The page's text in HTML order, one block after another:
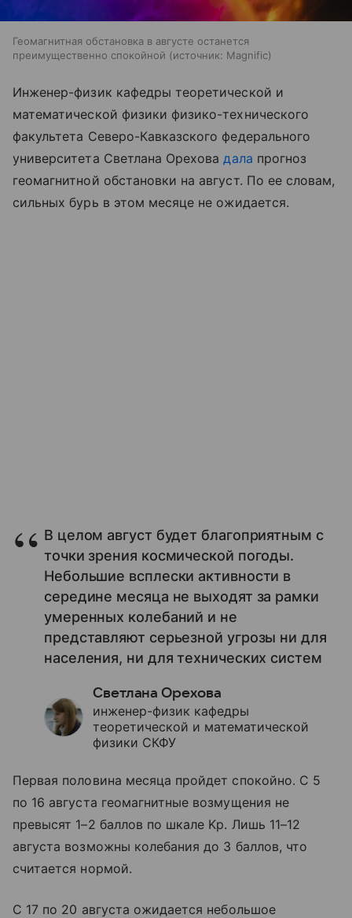
Геомагнитная обстановка в августе останется
преимущественно спокойной
источник: Magnific
Инженер-физик кафедры теоретической и
математической физики физико-технического
факультета Северо-Кавказского федерального
университета Светлана Ореховадала прогноз
геомагнитной обстановки на август. По ее словам,
сильных бурь в этом месяце не ожидается.
В целом август будет благоприятным с
точки зрения космической погоды.
Небольшие всплески активности в
середине месяца не выходят за рамки
умеренных колебаний и не
представляют серьезной угрозы ни для
населения, ни для технических систем
Светлана Орехова
инженер-физик кафедры
теоретической и математической
физики СКФУ
Первая половина месяца пройдет спокойно. С 5
по 16 августа геомагнитные возмущения не
превысят 1–2 баллов по шкале Kp. Лишь 11–12
августа возможны колебания до 3 баллов, что
считается нормой.
С 17 по 20 августа ожидается небольшое